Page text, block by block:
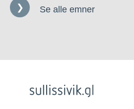
Se alle emner